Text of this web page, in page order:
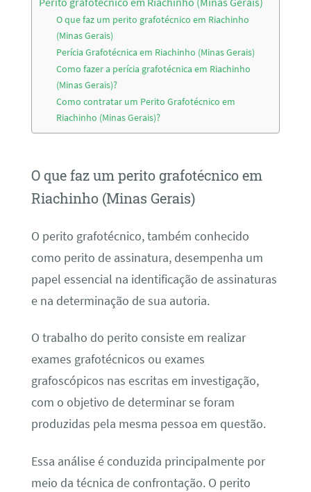
O que faz um perito grafotécnico em Riachinho
(Minas Gerais)
Perícia Grafotécnica em Riachinho (Minas Gerais)
Como fazer a perícia grafotécnica em Riachinho
(Minas Gerais)?
Como contratar um Perito Grafotécnico em
Riachinho (Minas Gerais)?
O que faz um perito grafotécnico em
Riachinho (Minas Gerais)
O perito grafotécnico, também conhecido
como perito de assinatura, desempenha um
papel essencial na identificação de assinaturas
e na determinação de sua autoria.
O trabalho do perito consiste em realizar
exames grafotécnicos ou exames
grafoscópicos nas escritas em investigação,
com o objetivo de determinar se foram
produzidas pela mesma pessoa em questão.
Essa análise é conduzida principalmente por
meio da técnica de confrontação. O perito